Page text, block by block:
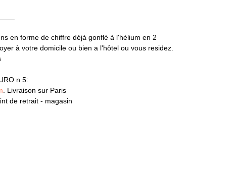
en forme de chiffre déjà gonflé à l'hélium en 2
à votre domicile ou bien a l'hôtel ou vous residez.
n 5:
. Livraison sur Paris
de retrait - magasin